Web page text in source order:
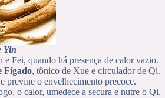
Yin
Fei, quando há presença de calor vazio.
Fígado, tônico de Xue e circulador de Qi.
previne o envelhecimento precoce.
o calor, umedece a secura e nutre o Qi.